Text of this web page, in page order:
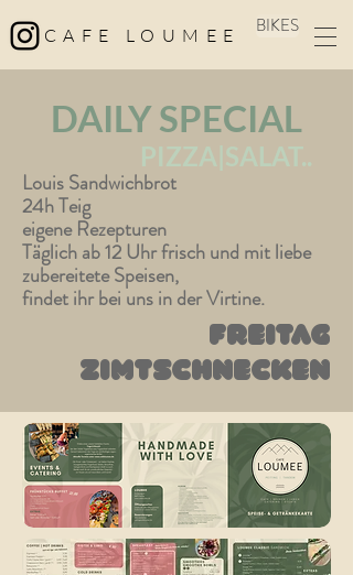
CAFE LOUMEE BIKES
Louis Sandwichbrot
24h Teig
eigene Rezepturen
Täglich ab 12 Uhr frisch und mit liebe
zubereitete Speisen,
findet ihr bei uns in der Virtine.
DAILY SPECIAL
Freitag
Zimtschnecken